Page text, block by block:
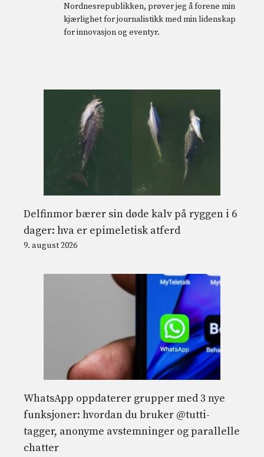
Nordnesrepublikken, prøver jeg å forene min
kjærlighet for journalistikk med min lidenskap
for innovasjon og eventyr.
Delfinmor bærer sin døde kalv på ryggen i 6
dager: hva er epimeletisk atferd
9. august 2026
WhatsApp oppdaterer grupper med 3 nye
funksjoner: hvordan du bruker @tutti-
tagger, anonyme avstemninger og parallelle
chatter